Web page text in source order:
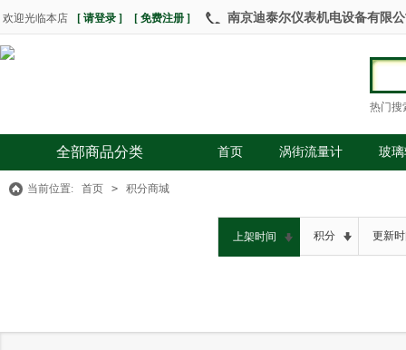
欢迎光临本店 [ 请登录 ] [ 免费注册 ] 南京迪泰尔仪表机电设备有限
热门搜
全部商品分类 首页 涡街流量计 玻
当前位置: 首页 > 积分商城
上架时间 积分 更新